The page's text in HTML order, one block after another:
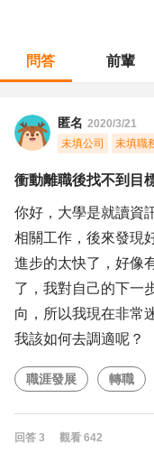
問答 前輩
匿名 2020/3/21
未填公司
未填職
衝動離職後找不到目
你好，大學是就讀資
相關工作，後來發現
進步的太快了，好像
了，我對自己的下一
向，所以我現在非常
我該如何去調適呢？
職涯發展 轉職
回答 3 觀看 642